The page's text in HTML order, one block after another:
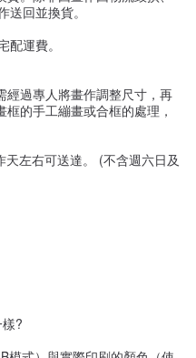
送回並換貨。
運費。
經過專人將畫作調整尺寸，再
的手工繃畫或合框的處理，
左右可送達。 (不含週六日及
?